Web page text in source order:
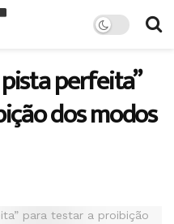
perfeita”
dos modos